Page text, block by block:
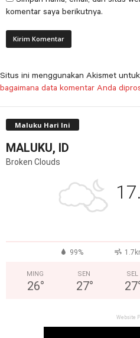
komentar saya berikutnya.
Situs ini menggunakan Akismet
bagaimana data komentar Anda
Maluku Hari Ini
MALUKU, ID
Broken Clouds
99%
MING
26°
SEN
27°
SEL
27
Website